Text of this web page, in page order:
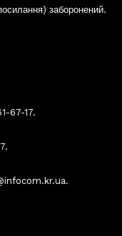
заборонений.
67-17.